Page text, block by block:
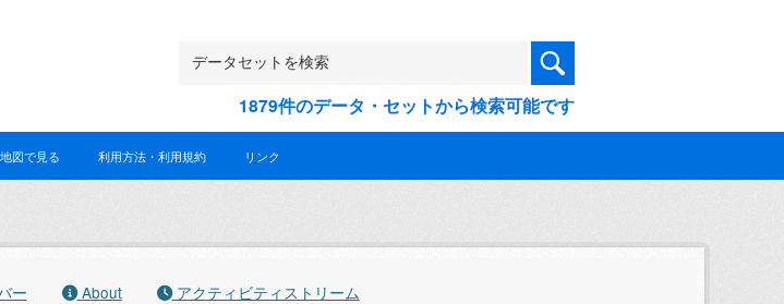
1879件のデータ・セットから検索可能です
地図で見る 利用方法・利用規約 リンク
ー About アクティビティストリーム